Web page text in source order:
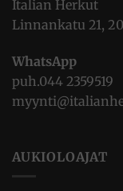
Italian Herkut
Linnankatu 21,
WhatsApp
puh.044 2359519
AUKIOLOAJAT